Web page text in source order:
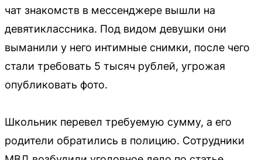
чат знакомств в мессенджере вышли на
девятиклассника. Под видом девушки они
выманили у него интимные снимки, после чего
стали требовать 5 тысяч рублей, угрожая
опубликовать фото.
Школьник перевел требуемую сумму, а его
родители обратились в полицию. Сотрудники